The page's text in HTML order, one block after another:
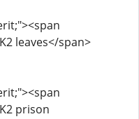
leaves</span>
prison